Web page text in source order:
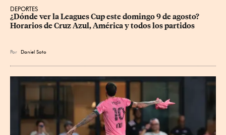
DEPORTES
¿Dónde ver la Leagues Cup este domingo 9 de agosto?
Horarios de Cruz Azul, América y todos los partidos
Por Daniel Soto